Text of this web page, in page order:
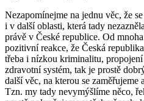
Nezapomínejme na jednu věc, že
i v další oblasti, která tady
právě v České republice. Od
pozitivní reakce, že Česká
třeba i nízkou kriminalitu,
zdravotní systém, tak je prostě
další věc, na kterou se
Tzn. my tady nevymýšlíme něco,